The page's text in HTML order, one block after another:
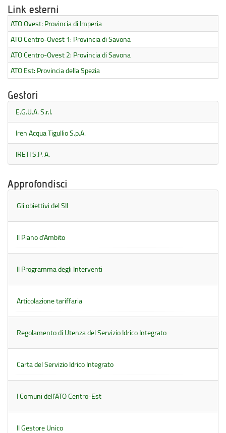
Link esterni
ATO Ovest: Provincia di Imperia
ATO Centro-Ovest 1: Provincia di Savona
ATO Centro-Ovest 2: Provincia di Savona
ATO Est: Provincia della Spezia
Gestori
E.G.U.A. S.r.l.
Iren Acqua Tigullio S.p.A.
IRETI S.P. A.
Approfondisci
Gli obiettivi del SII
Il Piano d’Ambito
Il Programma degli Interventi
Articolazione tariffaria
Regolamento di Utenza del Servizio Idrico Integrato
Carta del Servizio Idrico Integrato
I Comuni dell’ATO Centro-Est
Il Gestore Unico